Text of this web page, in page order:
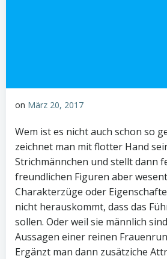
on März 20, 2017
Wem ist es nicht auch schon so
zeichnet man mit flotter Hand
Strichmännchen und stellt dann
freundlichen Figuren aber
Charakterzüge oder
nicht herauskommt, dass das
sollen. Oder weil sie männlich
Aussagen einer reinen
Ergänzt man dann zusätziche